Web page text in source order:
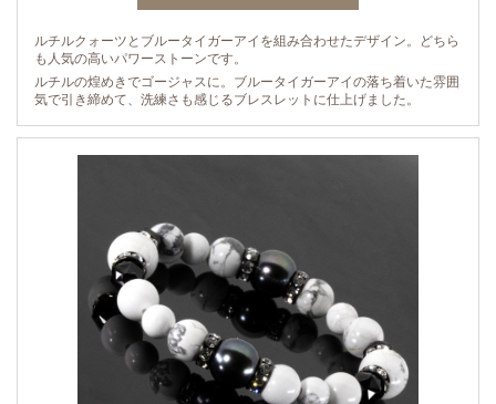
ルチルクォーツとブルータイガーアイを組み合わせたデザイン。どちら
も人気の高いパワーストーンです。
ルチルの煌めきでゴージャスに。ブルータイガーアイの落ち着いた雰囲
気で引き締めて、洗練さも感じるブレスレットに仕上げました。